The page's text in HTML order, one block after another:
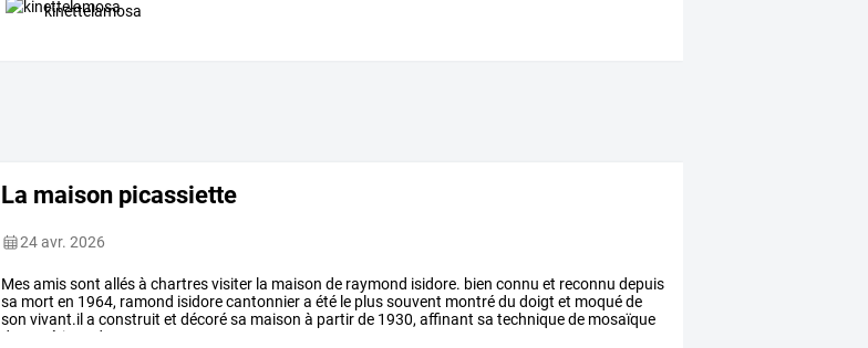
kinettelamosa
La maison picassiette
24 avr. 2026
Mesamissont allésà chartresvisiter la maison de raymond isidore. bien connu et reconnu depuis
sa mort en 1964, ramond isidorecantonniera été le plussouvent montrédu doigt et moquéde
son vivant.il a construit et décorésa maison à partirde 1930,affinant sa techniquede mosaïque
de
matériaux de